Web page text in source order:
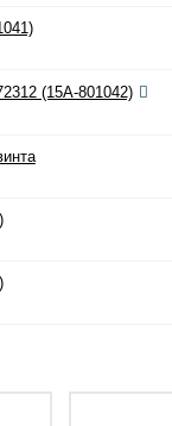
(15A-801042)